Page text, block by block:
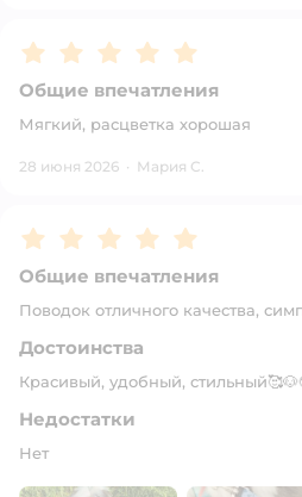
Рейтинг:5
Общие впечатления
Мягкий, расцветка хорошая
28 июня 2026 · Мария С.
Рейтинг:5
Общие впечатления
Поводок отличного качества,
Достоинства
Красивый, удобный,
Недостатки
Нет